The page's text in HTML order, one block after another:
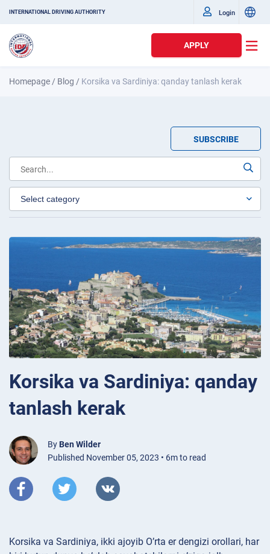
INTERNATIONAL DRIVING AUTHORITY Login
APPLY
Homepage / Blog / Korsika va Sardiniya: qanday tanlash kerak
SUBSCRIBE
Korsika va Sardiniya: qanday
tanlash kerak
By Ben Wilder
Published November 05, 2023 • 6m to read
Korsika va Sardiniya, ikki ajoyib O’rta er dengizi orollari, har